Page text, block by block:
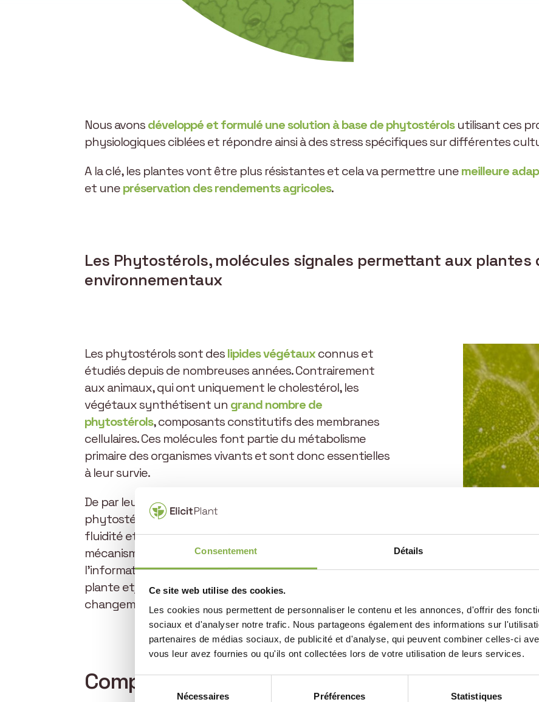
Consentement Détails
Ce site web utilise des cookies.
Les cookies nous permettent de personnaliser le contenu et les annonces, d'offrir des
sociaux et d'analyser notre trafic. Nous partageons également des informations sur
partenaires de médias sociaux, de publicité et d'analyse, qui peuvent combiner celles-ci
vous leur avez fournies ou qu'ils ont collectées lors de votre utilisation de leurs services.
Sélection
Nécessaires Préférences Statistiques
Nous avonsdéveloppé et formulé une solution à base de phytostérolsutilisant ces
physiologiques ciblées et répondre ainsi à des stress spécifiques sur différentes
A la clé, les plantes vont être plus résistantes et cela va permettre unemeilleure
et unepréservation des rendements agricoles.
Les Phytostérols, molécules signales permettant aux plantes
environnementaux
Les phytostérols sont deslipides végétauxconnus et
étudiés depuis de nombreuses années. Contrairement
aux animaux, qui ont uniquement le cholestérol, les
végétaux synthétisent un grand nombre de
phytostérols, composants constitutifs des membranes
cellulaires. Ces molécules font partie du métabolisme
primaire des organismes vivants et sont donc essentielles
à leur survie.
De par leur présence au niveau des membranes, les
phytostérols ont un rôle central dans la régulation de leur
fluidité et donc de leur perméabilité. C’est par ces
mécanismes que les molécules signales
l’information pour une stimulation de la croissance de la
plante et/ou une réponse adaptée des végétaux aux
changements des conditions environnementales.
Comprendre le mode d’action des phytostérols